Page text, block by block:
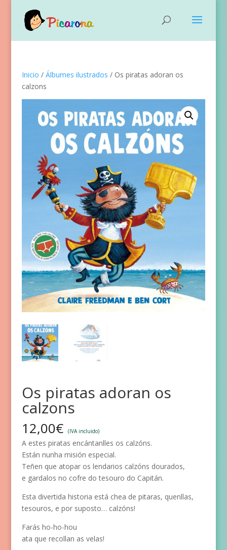
Inicio / Álbumes ilustrados / Os piratas adoran os
calzons
Os piratas adoran os
calzons
12,00€ (IVA incluido)
A estes piratas encántanlles os calzóns.
Están nunha misión especial.
Teñen que atopar os lendarios calzóns dourados,
e gardalos no cofre do tesouro do Capitán.
Esta divertida historia está chea de pitaras, quenllas,
tesouros, e por suposto… calzóns!
Farás ho-ho-hou
ata que recollan as velas!